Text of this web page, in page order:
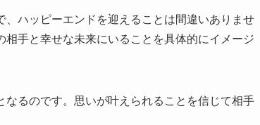
ハッピーエンドを迎えることは間違いありませ
手と幸せな未来にいることを具体的にイメージ
るのです。思いが叶えられることを信じて相手